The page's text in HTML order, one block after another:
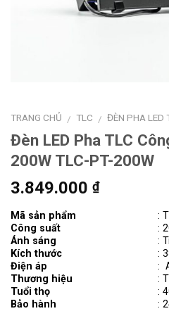
TRANG CHỦ / TLC / ĐÈN PHA LED
Đèn LED Pha TLC
200W TLC-PT-200W
3.849.000 ₫
Mã sản phẩm
Công suất
Ánh sáng
Kích thước
Điện áp
Thương hiệu
Tuổi thọ
Bảo hành
:
:
:
:
:
:
:
: